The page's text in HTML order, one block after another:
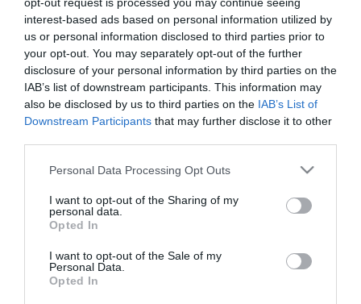
interest-based ads based on personal information utilized by
us or personal information disclosed to third parties prior to
your opt-out. You may separately opt-out of the further
disclosure of your personal information by third parties on the
IAB’s list of downstream participants. This information may
also be disclosed by us to third parties on the IAB’s List of
Downstream Participants that may further disclose it to other
Please note that this website/app uses one or more Google
not limited to your visit or usage behaviour. You may click to
grant or deny consent to Google and its third-party tags to
use your data for below specified purposes in below Google
consent section.
Personal Data Processing Opt Outs
I want to opt-out of the Sharing of my
personal data.
Opted In
I want to opt-out of the Sale of my
Personal Data.
Opted In
A tűz martaléka lett a kiszállításra váró karácsonyi készlet, több
tonna csokoládé-alapanyag, valamint a cég teljes dokumentációja.
Mivel a tulajdonos az elhúzódó rendőrségi és tűzoltósági vizsgálat
miatt nem jutott a biztosítási összeghez, s a hitelezői
szorongatták, beszüntette a társaság tevékenységét. Időközben a
vállalkozó elvesztette a cég fölötti irányítását is, idén januártól
felszámoló rendelkezik a csokoládégyár vagyonával.
Kapcsolódó írások:
A rendőrség szerint halott a gyilkos osztrák vadorzó
Hajdú-Bihari avartűz - egy faház leégett, két épület